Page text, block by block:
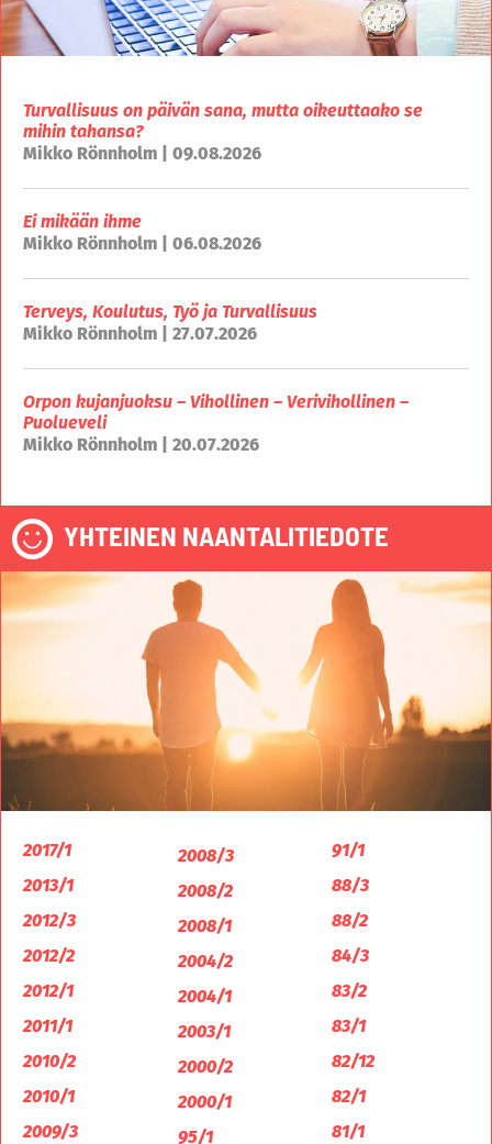
Turvallisuus on päivän sana, mutta oikeuttaako se
mihin tahansa?
Mikko Rönnholm | 09.08.2026
Ei mikään ihme
Mikko Rönnholm | 06.08.2026
Terveys, Koulutus, Työ ja Turvallisuus
Mikko Rönnholm | 27.07.2026
Orpon kujanjuoksu – Vihollinen – Verivihollinen –
Puolueveli
Mikko Rönnholm | 20.07.2026
YHTEINEN NAANTALITIEDOTE
2017/1
2013/1
2012/3
2012/2
2012/1
2011/1
2010/2
2010/1
2009/3
2008/3
2008/2
2008/1
2004/2
2004/1
2003/1
2000/2
2000/1
95/1
91/1
88/3
88/2
84/3
83/2
83/1
82/12
82/1
81/1